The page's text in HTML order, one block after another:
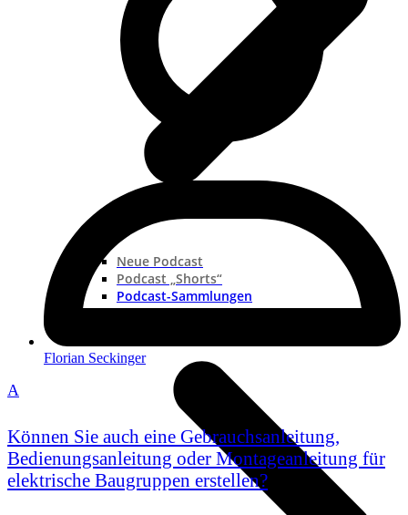
Neue Podcast
Podcast „Shorts“
Podcast-Sammlungen
Florian Seckinger
A
Können Sie auch eine Gebrauchsanleitung,
Bedienungsanleitung oder Montageanleitung für
elektrische Baugruppen erstellen?